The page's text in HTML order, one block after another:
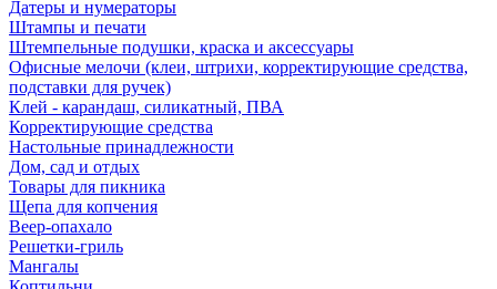
Датеры и нумераторы
Штампы и печати
Штемпельные подушки, краска и аксессуары
Офисные мелочи (клеи, штрихи, корректирующие средства,
подставки для ручек)
Клей - карандаш, силикатный, ПВА
Корректирующие средства
Настольные принадлежности
Дом, сад и отдых
Товары для пикника
Щепа для копчения
Веер-опахало
Решетки-гриль
Мангалы